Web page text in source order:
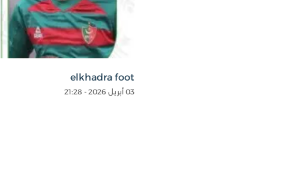
elkhadra foot
03 أبريل 2026 - 21:28